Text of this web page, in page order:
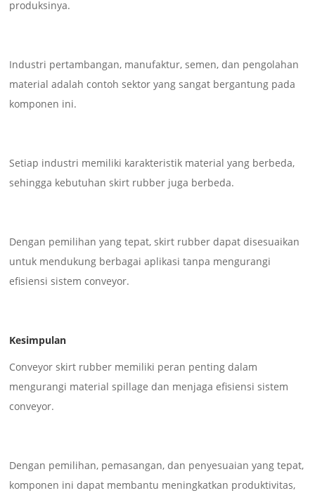
produksinya.
Industri pertambangan, manufaktur, semen, dan pengolahan
material adalah contoh sektor yang sangat bergantung pada
komponen ini.
Setiap industri memiliki karakteristik material yang berbeda,
sehingga kebutuhan skirt rubber juga berbeda.
Dengan pemilihan yang tepat, skirt rubber dapat disesuaikan
untuk mendukung berbagai aplikasi tanpa mengurangi
efisiensi sistem conveyor.
Kesimpulan
Conveyor skirt rubber memiliki peran penting dalam
mengurangi material spillage dan menjaga efisiensi sistem
conveyor.
Dengan pemilihan, pemasangan, dan penyesuaian yang tepat,
komponen ini dapat membantu meningkatkan produktivitas,